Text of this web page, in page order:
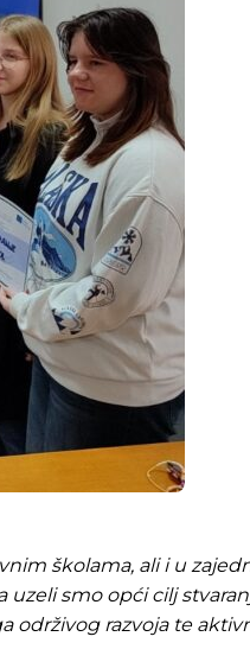
da živi!
da živi!
školama, ali i u
uzeli smo opći cilj
održivog razvoja te